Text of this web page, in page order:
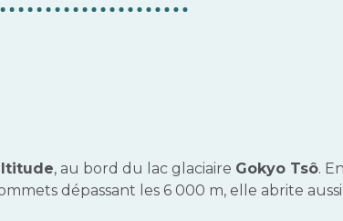
, au bord du lac glaciaire Gokyo Tsô .
dépassant les 6 000 m, elle abrite